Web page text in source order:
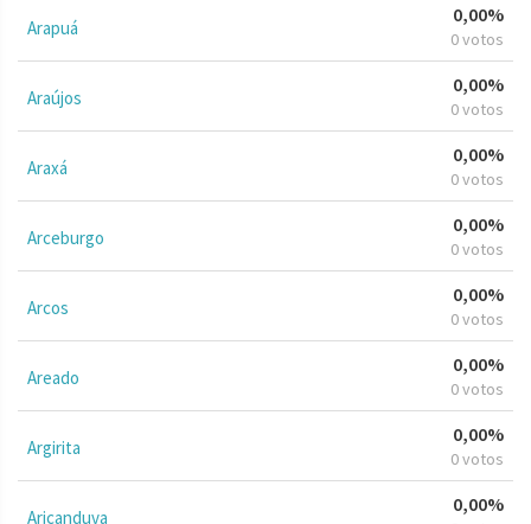
Arapuá
0,00%
0 votos
Araújos
0,00%
0 votos
Araxá
0,00%
0 votos
Arceburgo
0,00%
0 votos
Arcos
0,00%
0 votos
Areado
0,00%
0 votos
Argirita
0,00%
0 votos
Aricanduva
0,00%